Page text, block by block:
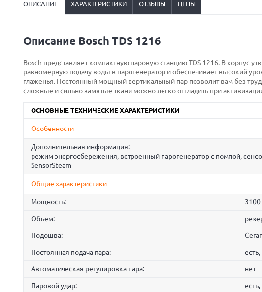
ОПИСАНИЕ ХАРАКТЕРИСТИКИ ОТЗЫВЫ ЦЕНЫ
Описание Bosch TDS 1216
Bosch представляет компактную паровую станцию TDS 1216. В корпус
равномерную подачу воды в парогенератор и обеспечивает высокий
глаженья. Постоянный мощный вертикальный пар позволит вам без
сложные и сильно замятые ткани можно легко отгладить при
ОСНОВНЫЕ ТЕХНИЧЕСКИЕ ХАРАКТЕРИСТИКИ
Особенности
Дополнительная информация:
режим энергосбережения, встроенный парогенератор с помпой,
SensorSteam
Общие характеристики
Мощность: 3100
Объем:
Подошва:
Постоянная подача пара:
Автоматическая регулировка пара: нет
Паровой удар: